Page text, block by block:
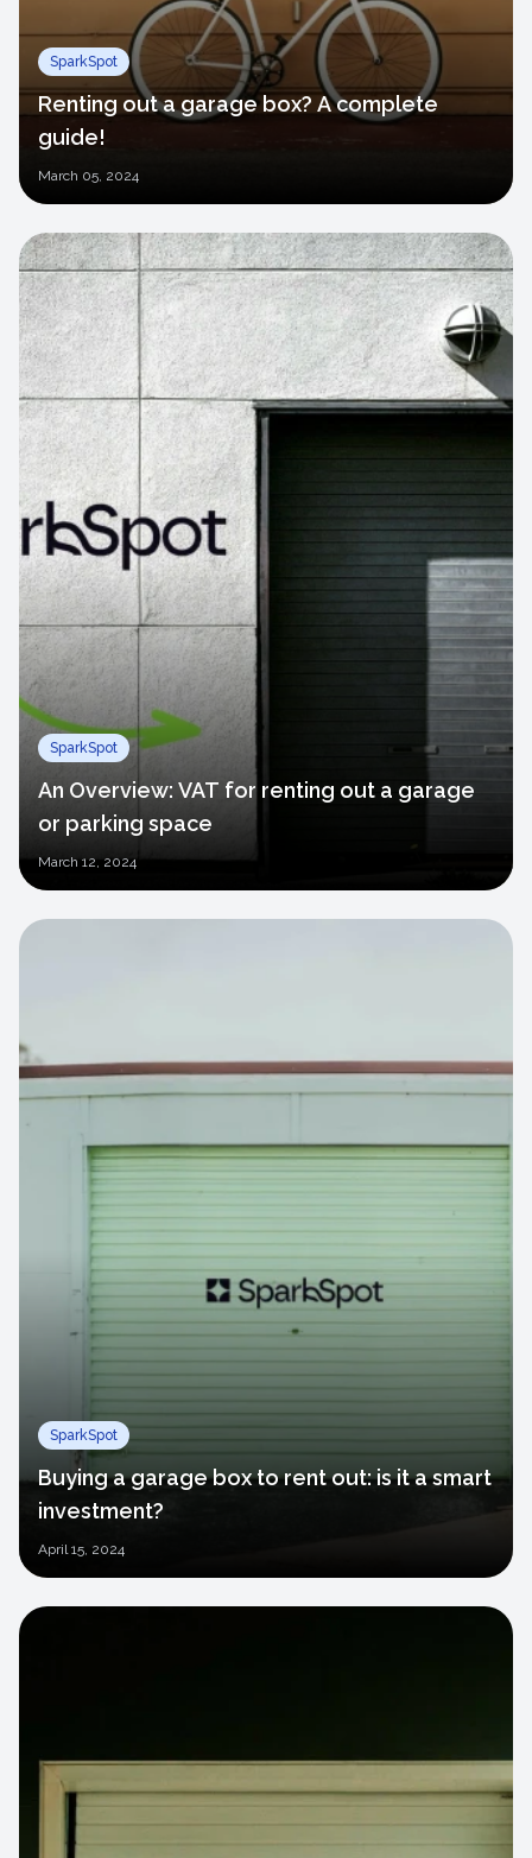
SparkSpot
Renting out a garage box? A complete
guide!
March 05, 2024
SparkSpot
An Overview: VAT for renting out a garage
or parking space
March 12, 2024
SparkSpot
Buying a garage box to rent out: is it a smart
investment?
April 15, 2024